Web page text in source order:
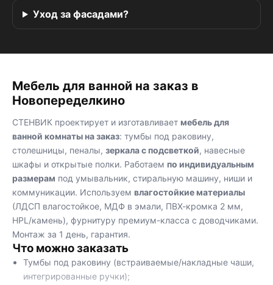
Уход за фасадами?
Мебель для ванной на заказ в
Новопеределкино
СТЕНВИК проектирует и изготавливает мебель для
ванной комнаты на заказ: тумбы под раковину,
столешницы, пеналы, зеркала с подсветкой, навесные
шкафы и открытые полки. Работаем по индивидуальным
размерам под умывальник, стиральную машину, ниши и
коммуникации. Используем влагостойкие материалы
(ЛДСП влагостойкое, МДФ в эмали, ПВХ-кромка 2 мм,
HPL/камень), фурнитуру премиум-класса с доводчиками.
Монтаж за 1 день, гарантия.
Что можно заказать
Тумбы под раковину (встраиваемые/накладные чаши,
интегрированные ручки);